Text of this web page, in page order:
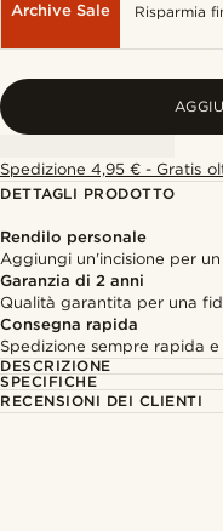
Archive Sale Risparmia
Spedizione 4,95 € - Gratis
DETTAGLI PRODOTTO
Rendilo personale
Aggiungi un'incisione per
Garanzia di 2 anni
Qualità garantita per una
Consegna rapida
Spedizione sempre rapida
DESCRIZIONE
SPECIFICHE
RECENSIONI DEI CLIENTI